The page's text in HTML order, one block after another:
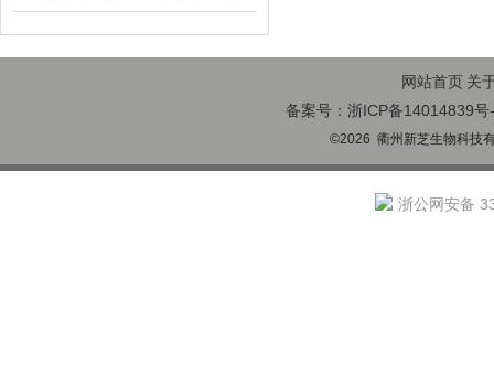
屏
网站首页 关
备案号：浙ICP备14014839号
©2026 衢州新芝生物科技
浙公网安备